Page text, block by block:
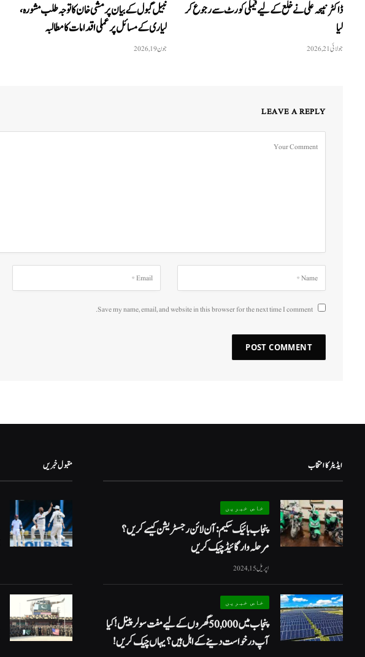
ڈاکٹر نبیحہ علی نے خلع کے لیے فیملی کورٹ سے رجوع کر
لیا
جولائی 21, 2026
نبیل گبول کے بیان پر مشی خان کا توجہ طلب مشورہ،
لیاری کے مسائل پر عملی اقدامات کا مطالبہ
جون 19, 2026
LEAVE A REPLY
Save my name, email, and website in this browser for the next time I comment.
ایڈیٹر کا انتخاب
خاص خبریں
پنجاب بائیک سکیم: آن لائن رجسٹریشن کیسے کریں؟
مرحلہ وار گائیڈ چیک کریں
اپریل 15, 2024
خاص خبریں
پنجاب میں 50,000 گھروں کے لیے مفت سولر پینل! کیا
آپ درخواست دینے کے اہل ہیں؟ یہاں چیک کریں!
مقبول خبریں